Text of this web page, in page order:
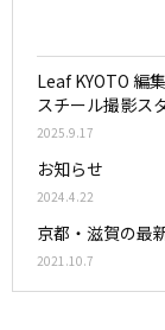
Leaf KYOTO 編
スチール撮影ス
2025.9.17
お知らせ
2024.4.22
京都・滋賀の最
2021.10.7